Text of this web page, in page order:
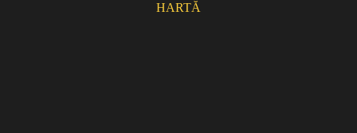
HARTĂ